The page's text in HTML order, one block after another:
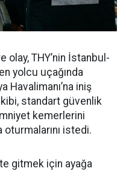
olay, THY’nin İstanbul-
yolcu uçağında
Havalimanı’na iniş
ekibi, standart güvenlik
kemerlerini
oturmalarını istedi.
gitmek için ayağa